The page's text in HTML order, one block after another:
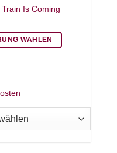
Is Coming
WÄHLEN